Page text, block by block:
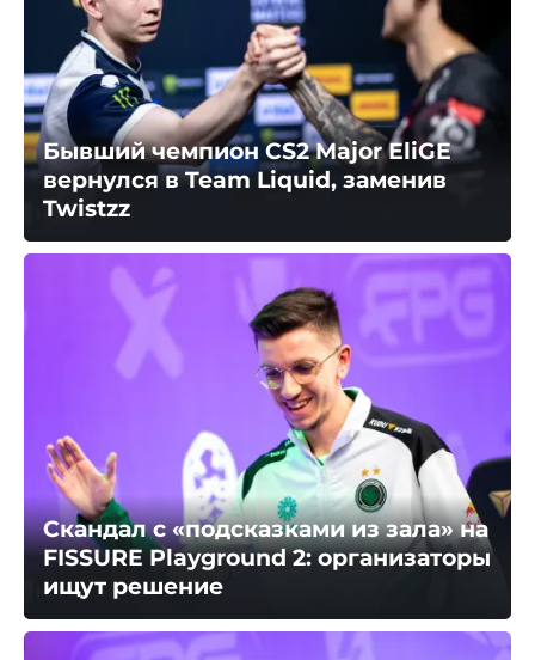
Бывший чемпион CS2 Major EliGE
вернулся в Team Liquid, заменив
Twistzz
Скандал с «подсказками из зала» на
FISSURE Playground 2: организаторы
ищут решение